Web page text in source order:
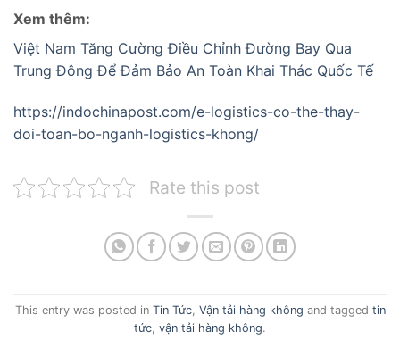
Xem thêm:
Việt Nam Tăng Cường Điều Chỉnh Đường Bay Qua
Trung Đông Để Đảm Bảo An Toàn Khai Thác Quốc Tế
https://indochinapost.com/e-logistics-co-the-thay-
doi-toan-bo-nganh-logistics-khong/
Rate this post
This entry was posted in Tin Tức, Vận tải hàng không and tagged tin
tức vận tải hàng không.